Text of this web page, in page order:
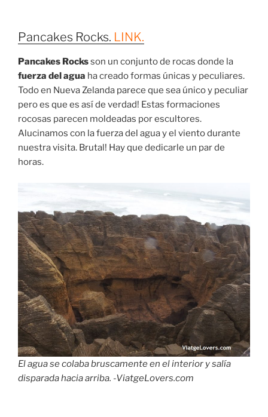
Pancakes Rocks. LINK.
Pancakes Rocksson un conjunto de rocas donde la
fuerza del agua ha creado formas únicas y peculiares.
Todo en Nueva Zelanda parece que sea único y peculiar
pero es que es así de verdad! Estas formaciones
rocosas parecen moldeadas por escultores.
Alucinamos con la fuerza del agua y el viento durante
nuestra visita. Brutal! Hay que dedicarle un par de
horas.
El agua se colaba bruscamente en el interior y salía
disparada hacia arriba. -ViatgeLovers.com